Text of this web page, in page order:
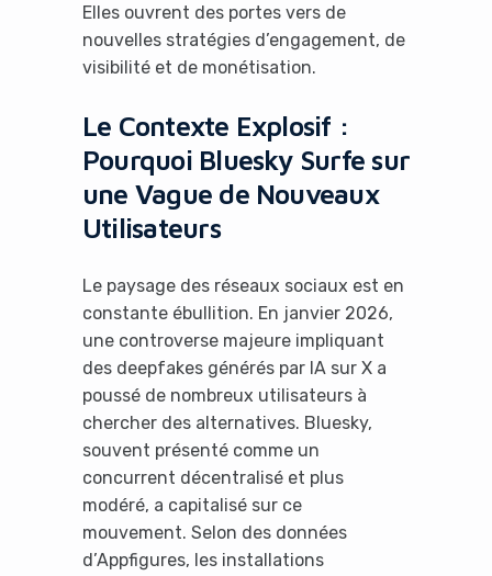
Elles ouvrent des portes vers de
nouvelles stratégies d’engagement, de
visibilité et de monétisation.
Le Contexte Explosif :
Pourquoi Bluesky Surfe sur
une Vague de Nouveaux
Utilisateurs
Le paysage des réseaux sociaux est en
constante ébullition. En janvier 2026,
une controverse majeure impliquant
des deepfakes générés par IA sur X a
poussé de nombreux utilisateurs à
chercher des alternatives. Bluesky,
souvent présenté comme un
concurrent décentralisé et plus
modéré, a capitalisé sur ce
mouvement. Selon des données
d’Appfigures, les installations